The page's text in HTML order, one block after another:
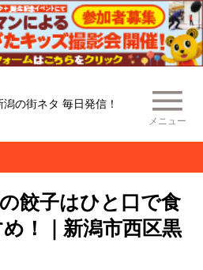
潟の街ネタ 毎日発信！
メニュー
餃子はひと口で食
！｜新潟市西区黒